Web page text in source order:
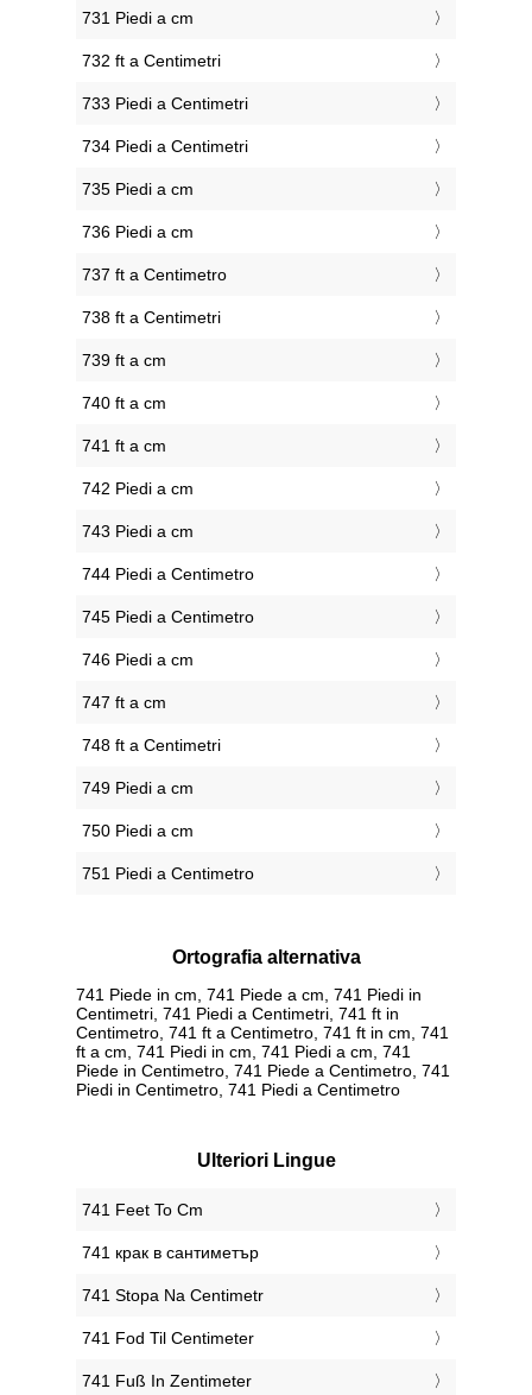
731 Piedi a cm
732 ft a Centimetri
733 Piedi a Centimetri
734 Piedi a Centimetri
735 Piedi a cm
736 Piedi a cm
737 ft a Centimetro
738 ft a Centimetri
739 ft a cm
740 ft a cm
741 ft a cm
742 Piedi a cm
743 Piedi a cm
744 Piedi a Centimetro
745 Piedi a Centimetro
746 Piedi a cm
747 ft a cm
748 ft a Centimetri
749 Piedi a cm
750 Piedi a cm
751 Piedi a Centimetro
Ortografia alternativa
741 Piede in cm, 741 Piede a cm, 741 Piedi in
Centimetri, 741 Piedi a Centimetri, 741 ft in
Centimetro, 741 ft a Centimetro, 741 ft in cm, 741
ft a cm, 741 Piedi in cm, 741 Piedi a cm, 741
Piede in Centimetro, 741 Piede a Centimetro, 741
Piedi in Centimetro, 741 Piedi a Centimetro
Ulteriori Lingue
‎741 Feet To Cm
‎741 крак в сантиметър
‎741 Stopa Na Centimetr
‎741 Fod Til Centimeter
‎741 Fuß In Zentimeter